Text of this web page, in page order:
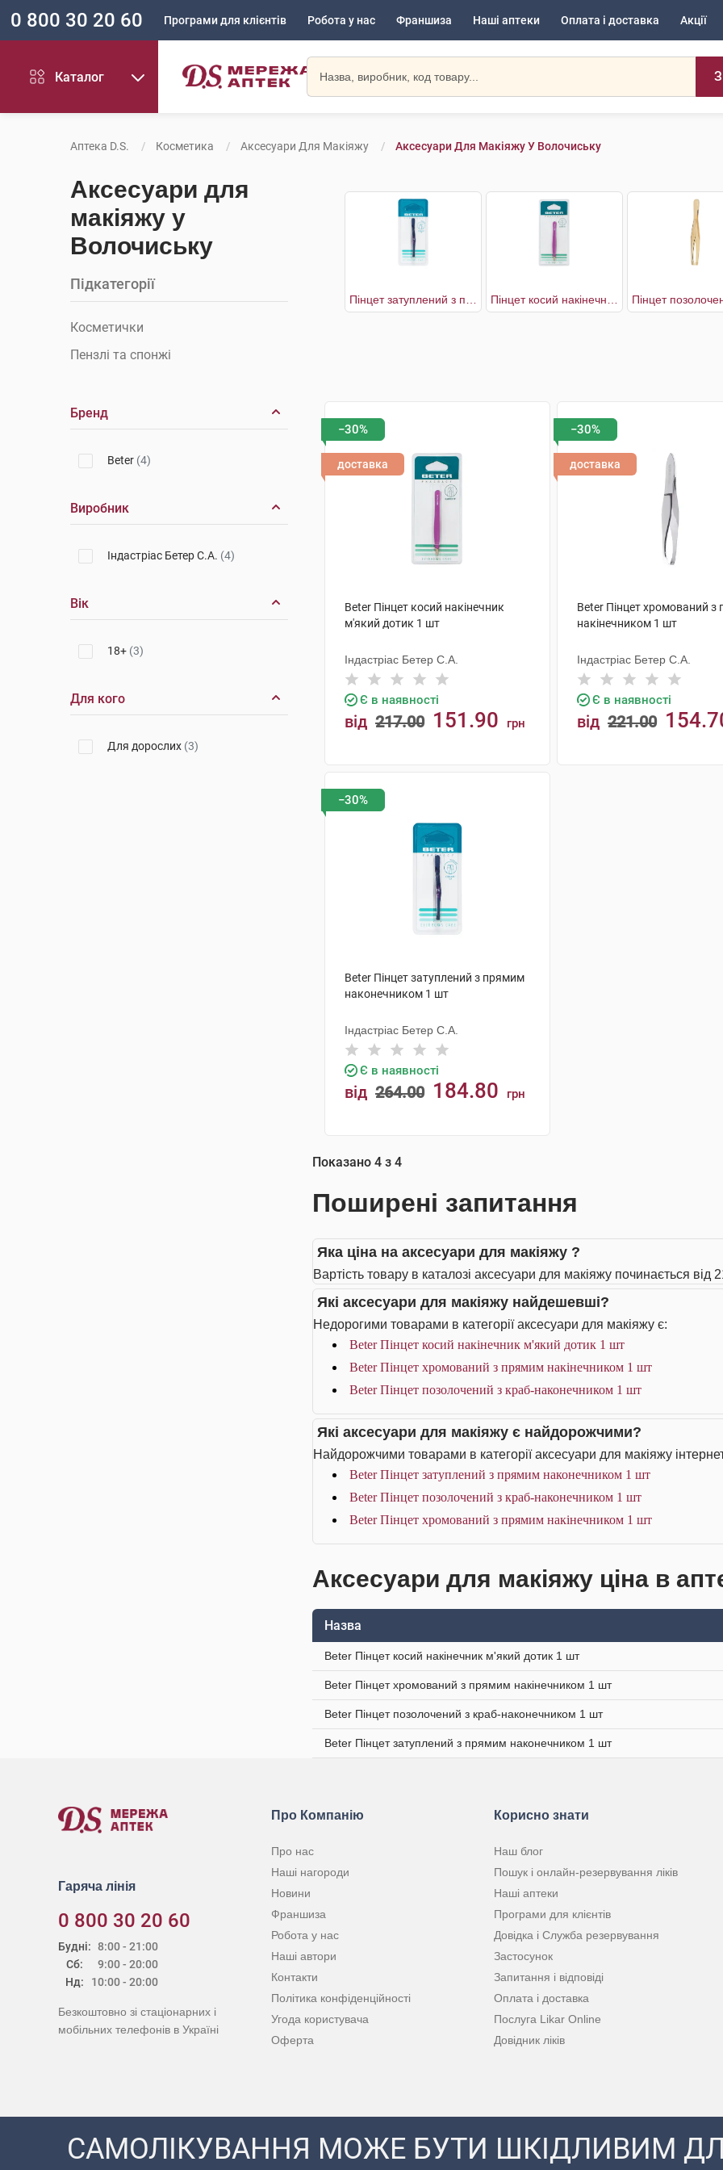
0 800 30 20 60 Програми для клієнтів Робота у нас Франшиза Наші аптеки Оплата і доставка Акції
Каталог
Аптека D.S. Косметика Аксесуари Для Макіяжу Аксесуари Для Макіяжу У Волочиську
Аксесуари для
макіяжу у
Волочиську
Підкатегорії
Косметички
Пензлі та спонжі
Бренд
Beter (4)
Виробник
Індастріас Бетер С.А. (4)
Вік
18+ (3)
Для кого
Для дорослих (3)
−30%
доставка
Beter Пінцет косий накінечник
м'який дотик 1 шт
Індастріас Бетер С.А.
Є в наявності
від 217.00 151.90 грн
−30%
доставка
Beter Пінцет хромований
накінечником 1 шт
Індастріас Бетер С.А.
Є в наявності
від 221.00
−30%
Beter Пінцет затуплений з прямим
наконечником 1 шт
Індастріас Бетер С.А.
Є в наявності
від 264.00 184.80 грн
Показано 4 з 4
Поширені запитання
Яка ціна на аксесуари для макіяжу ?
Вартість товару в каталозі аксесуари для макіяжу починається від
Які аксесуари для макіяжу найдешевші?
Недорогими товарами в категорії аксесуари для макіяжу є:
Beter Пінцет косий накінечник м'який дотик 1 шт
Beter Пінцет хромований з прямим накінечником 1 шт
Beter Пінцет позолочений з краб-наконечником 1 шт
Які аксесуари для макіяжу є найдорожчими?
Найдорожчими товарами в категорії аксесуари для макіяжу
Beter Пінцет затуплений з прямим наконечником 1 шт
Beter Пінцет позолочений з краб-наконечником 1 шт
Beter Пінцет хромований з прямим накінечником 1 шт
Аксесуари для макіяжу ціна в
Назва
Beter Пінцет косий накінечник м'який дотик 1 шт
Beter Пінцет хромований з прямим накінечником 1 шт
Beter Пінцет позолочений з краб-наконечником 1 шт
Beter Пінцет затуплений з прямим наконечником 1 шт
Гаряча лінія
0 800 30 20 60
Будні:
Сб:
Нд:
8:00 - 21:00
9:00 - 20:00
10:00 - 20:00
Безкоштовно зі стаціонарних і
мобільних телефонів в Україні
Про Компанію
Про нас
Наші нагороди
Новини
Франшиза
Робота у нас
Наші автори
Контакти
Політика конфіденційності
Угода користувача
Оферта
Корисно знати
Наш блог
Пошук і онлайн-резервування ліків
Наші аптеки
Програми для клієнтів
Довідка і Служба резервування
Застосунок
Запитання і відповіді
Оплата і доставка
Послуга Likar Online
Довідник ліків
САМОЛІКУВАННЯ МОЖЕ БУТИ ШКІДЛИВИМ